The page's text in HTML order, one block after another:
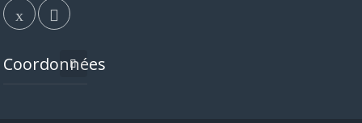
Coordonnées